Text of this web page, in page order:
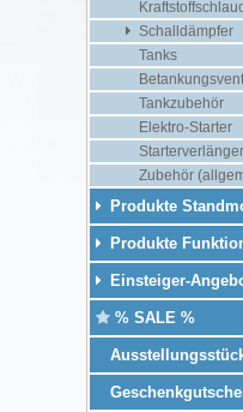
Schalldämpfer
Tanks
Tankzubehör
Elektro-Starter
Zubehör
Produkte
Produkte
Einsteiger-
% SALE %